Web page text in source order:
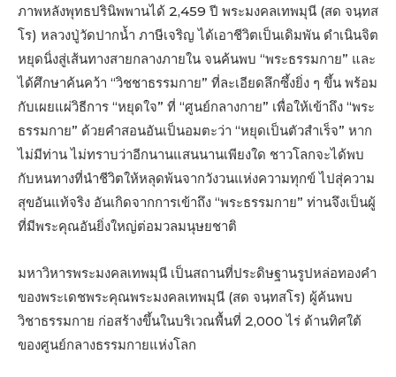
ภาพหลังพุทธปรินิพพานได้ 2,459 ปี พระมงคลเทพมุนี (สด จนฺทส
โร) หลวงปู่วัดปากน้ำ ภาษีเจริญ ได้เอาชีวิตเป็นเดิมพัน ดำเนินจิต
หยุดนิ่งสู่เส้นทางสายกลางภายใน จนค้นพบ “พระธรรมกาย” และ
ได้ศึกษาค้นคว้า “วิชชาธรรมกาย” ที่ละเอียดลึกซึ้งยิ่ง ๆ ขึ้น พร้อม
กับเผยแผ่วิธีการ “หยุดใจ” ที่ “ศูนย์กลางกาย” เพื่อให้เข้าถึง “พระ
ธรรมกาย” ด้วยคำสอนอันเป็นอมตะว่า “หยุดเป็นตัวสำเร็จ” หาก
ไม่มีท่าน ไม่ทราบว่าอีกนานแสนนานเพียงใด ชาวโลกจะได้พบ
กับหนทางที่นำชีวิตให้หลุดพ้นจากวังวนแห่งความทุกข์ ไปสุ่ความ
สุขอันแท้จริง อันเกิดจากการเข้าถึง “พระธรรมกาย” ท่านจึงเป็นผู้
ที่มีพระคุณอันยิ่งใหญ่ต่อมวลมนุษยชาติ
มหาวิหารพระมงคลเทพมุนี เป็นสถานที่ประดิษฐานรูปหล่อทองคำ
ของพระเดชพระคุณพระมงคลเทพมุนี (สด จนฺทสโร) ผู้ค้นพบ
วิชาธรรมกาย ก่อสร้างขึ้นในบริเวณพื้นที่ 2,000 ไร่ ด้านทิศใต้
ของศูนย์กลางธรรมกายแห่งโลก